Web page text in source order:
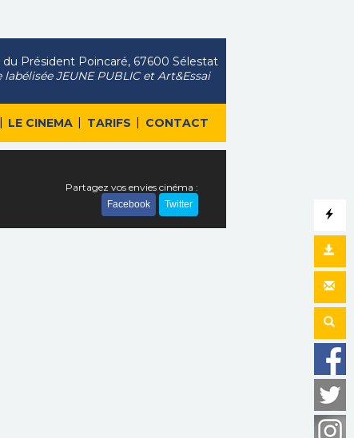
| LE CINEMA | TARIFS | CONTACT
Président Poincaré, 67600 Sélestat
labélisée JEUNE PUBLIC et Art&Essai
Partagez vos envies cinéma :
Facebook Twitter